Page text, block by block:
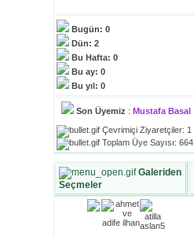
Bugün: 0
Dün: 2
Bu Hafta: 0
Bu ay: 0
Bu yıl: 0
Son Üyemiz : Mustafa Basal
Çevrimiçi Ziyaretçiler: 1
Toplam Üye Sayısı: 664
Galeriden
Seçmeler